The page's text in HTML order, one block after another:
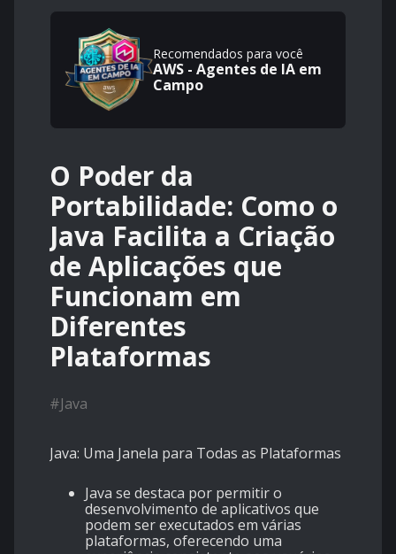
Recomendados para você
AWS - Agentes de IA em
Campo
O Poder da
Portabilidade: Como o
Java Facilita a Criação
de Aplicações que
Funcionam em
Diferentes
Plataformas
#Java
Java: Uma Janela para Todas as Plataformas
Java se destaca por permitir o
desenvolvimento de aplicativos que
podem ser executados em várias
plataformas, oferecendo uma